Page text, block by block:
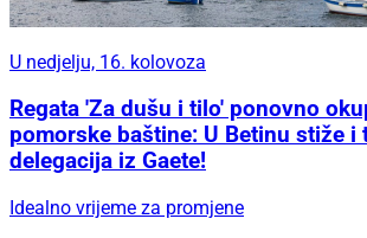
U nedjelju, 16. kolovoza
Regata 'Za dušu i tilo' ponovno
pomorske baštine: U Betinu stiže i
delegacija iz Gaete!
Idealno vrijeme za promjene